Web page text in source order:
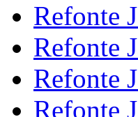
Refonte
Refonte
Refonte
Refonte